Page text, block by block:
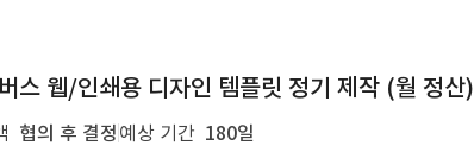
스 웹/인쇄용 디자인 템플릿 정기 제작 (월 정산)
협의 후 결정 예상 기간 180일